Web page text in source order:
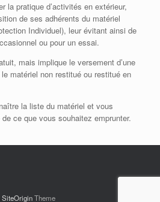
la pratique d’activités en extérieur,
de ses adhérents du matériel
Individuel), leur évitant ainsi de
ou pour un essai.
mais implique le versement d’une
matériel non restitué ou restitué en
la liste du matériel et vous
ce que vous souhaitez emprunter.
SiteOriginTheme